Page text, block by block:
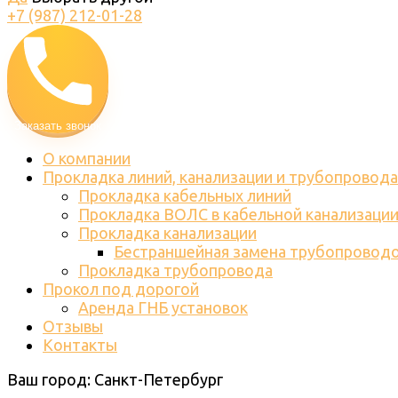
+7 (987) 212-01-28
Заказать звонок
О компании
Прокладка линий, канализации и трубопровода
Прокладка кабельных линий
Прокладка ВОЛС в кабельной канализации
Прокладка канализации
Бестраншейная замена
Прокладка трубопровода
Прокол под дорогой
Аренда ГНБ установок
Отзывы
Контакты
Ваш город: Санкт-Петербург